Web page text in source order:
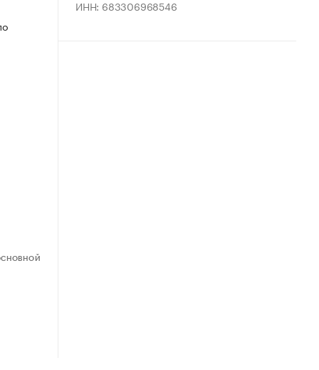
ИНН: 683306968546